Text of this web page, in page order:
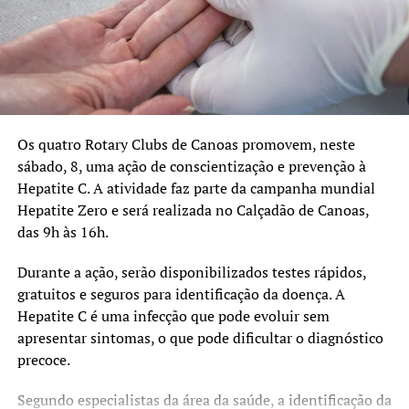
que já atendem a população de Canoas.
TÓPICOS RELACIONADOS:
A SEGUIR UP
Saúde Tá na Área atende moradores do bairro Rio Branco
Prefeitura cancela carnaval e destina verba da folia à área
da Saúde
Os quatro Rotary Clubs de Canoas promovem, neste
sábado, 8, uma ação de conscientização e prevenção à
Hepatite C. A atividade faz parte da campanha mundial
Hepatite Zero e será realizada no Calçadão de Canoas,
das 9h às 16h.
Durante a ação, serão disponibilizados testes rápidos,
gratuitos e seguros para identificação da doença. A
Hepatite C é uma infecção que pode evoluir sem
apresentar sintomas, o que pode dificultar o diagnóstico
precoce.
Segundo especialistas da área da saúde, a identificação da